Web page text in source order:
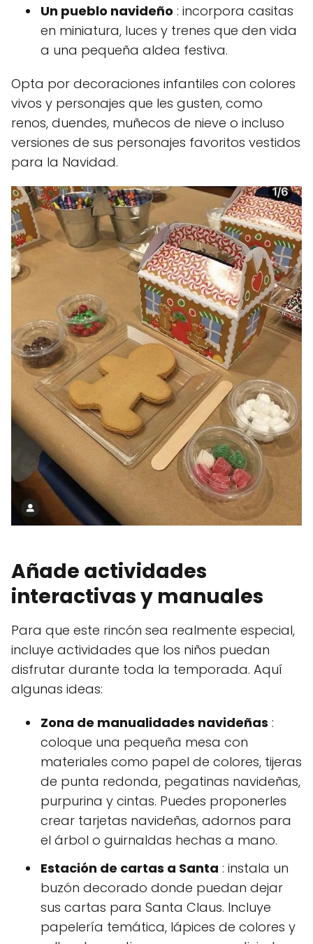
Un pueblo navideño : incorpora casitas
en miniatura, luces y trenes que den vida
a una pequeña aldea festiva.
Opta por decoraciones infantiles con colores
vivos y personajes que les gusten, como
renos, duendes, muñecos de nieve o incluso
versiones de sus personajes favoritos vestidos
para la Navidad.
Añade actividades
interactivas y manuales
Para que este rincón sea realmente especial,
incluye actividades que los niños puedan
disfrutar durante toda la temporada. Aquí
algunas ideas:
Zona de manualidades navideñas :
coloque una pequeña mesa con
materiales como papel de colores, tijeras
de punta redonda, pegatinas navideñas,
purpurina y cintas. Puedes proponerles
crear tarjetas navideñas, adornos para
el árbol o guirnaldas hechas a mano.
Estación de cartas a Santa : instala un
buzón decorado donde puedan dejar
sus cartas para Santa Claus. Incluye
papelería temática, lápices de colores y